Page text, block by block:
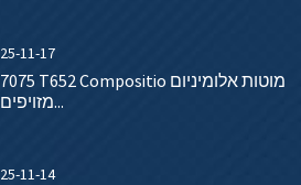
25-11-17
7075 T652 Compositio מוטות אלומיניום
מזויפים...
25-11-14